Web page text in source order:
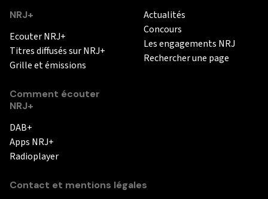
NRJ+
Ecouter NRJ+
Titres diffusés sur NRJ+
Grille et émissions
Comment écouter
NRJ+
DAB+
Apps NRJ+
Radioplayer
Actualités
Concours
Les engagements NRJ
Rechercher une page
Contact et mentions légales